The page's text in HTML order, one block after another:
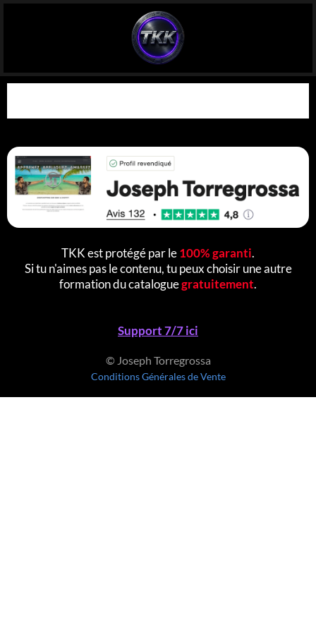
TKK est protégé par le100% garanti.
Si tu n'aimes pas le contenu, tu peux choisir une autre
formation du cataloguegratuitement.
Support 7/7 ici
© Joseph Torregrossa
Conditions Générales de Vente